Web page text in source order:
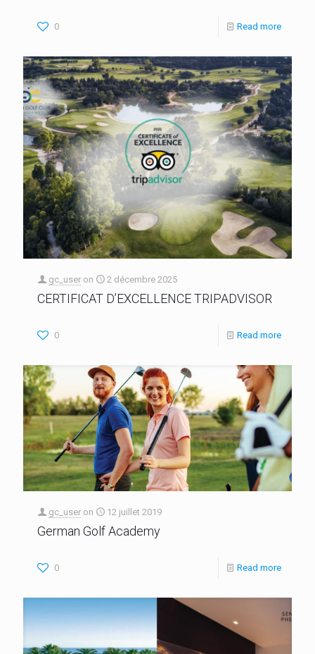
0 Read more
gc_user on 2 décembre 2025
CERTIFICAT D’EXCELLENCE TRIPADVISOR
0 Read more
gc_user on 12 juillet 2019
German Golf Academy
0 Read more